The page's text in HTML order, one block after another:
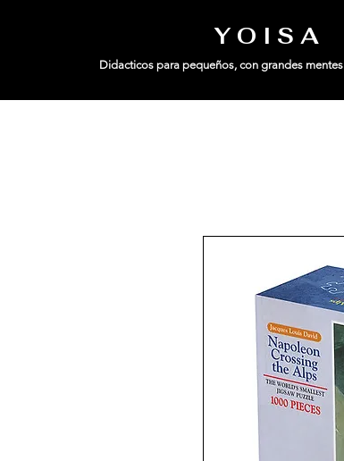
Y O I S A
Didacticos para pequeños, con grandes mentes